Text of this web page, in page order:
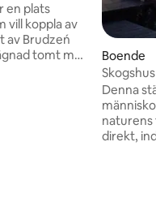
en plats
vill koppla av
av Brudzeń
tomt med
Boende
Denna
naturens
direkt,